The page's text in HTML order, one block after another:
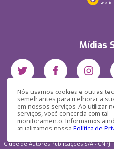
Nós usamos cookies e outras
semelhantes para melhorar a
em nossos serviços. Ao utilizar
serviços, você concorda com tal
monitoramento. Informamos
atualizamos nossa Política de
Mídias
Clube de Autores Publicações S/A - CNPJ: